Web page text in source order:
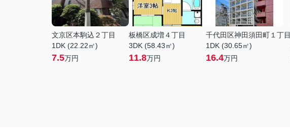
文京区本駒込２丁目
1DK (22.22㎡)
7.5万円
板橋区成増４丁目
3DK (58.43㎡)
11.8万円
千代田区神田須田町１丁目
1DK (30.65㎡)
16.4万円